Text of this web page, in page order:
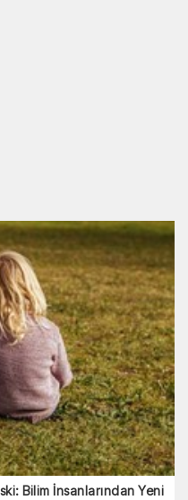
Bilim İnsanlarından Yeni